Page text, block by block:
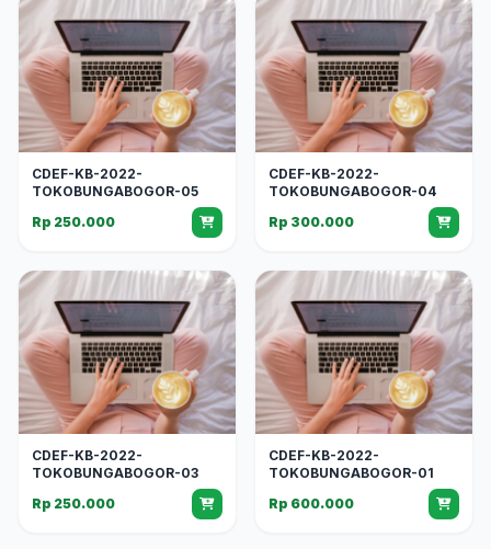
CDEF-KB-2022-
TOKOBUNGABOGOR-05
Rp 250.000
CDEF-KB-2022-
TOKOBUNGABOGOR-04
Rp 300.000
CDEF-KB-2022-
TOKOBUNGABOGOR-03
Rp 250.000
CDEF-KB-2022-
TOKOBUNGABOGOR-01
Rp 600.000